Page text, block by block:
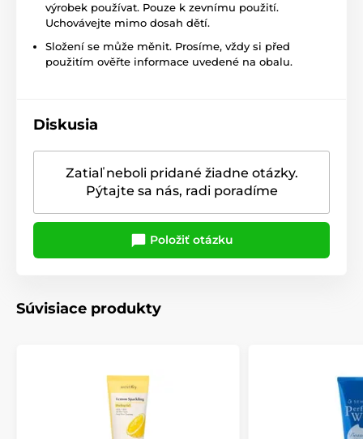
výrobek používat. Pouze k zevnímu použití.
Uchovávejte mimo dosah dětí.
Složení se může měnit. Prosíme, vždy si před
použitím ověřte informace uvedené na obalu.
Diskusia
Zatiaľ neboli pridané žiadne otázky.
Pýtajte sa nás, radi poradíme
Položiť otázku
Súvisiace produkty